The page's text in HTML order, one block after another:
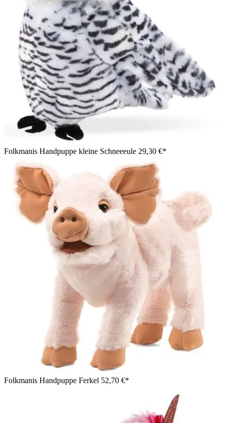
Folkmanis Handpuppe kleine Schneeeule 29,30 €*
Folkmanis Handpuppe Ferkel 52,70 €*